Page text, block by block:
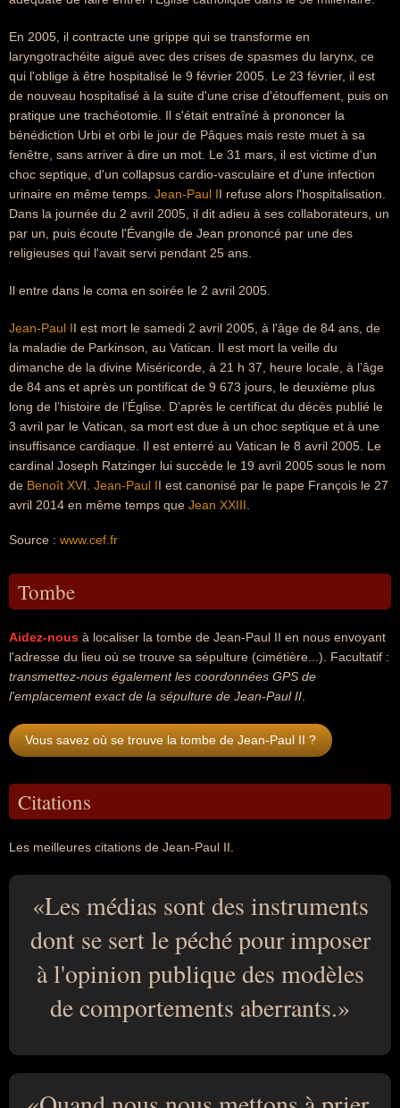
En 2005, il contracte une grippe qui se transforme en
laryngotrachéite aiguë avec des crises de spasmes du larynx, ce
qui l'oblige à être hospitalisé le 9 février 2005. Le 23 février, il est
de nouveau hospitalisé à la suite d'une crise d'étouffement, puis on
pratique une trachéotomie. Il s'était entraîné à prononcer la
bénédiction Urbi et orbi le jour de Pâques mais reste muet à sa
fenêtre, sans arriver à dire un mot. Le 31 mars, il est victime d'un
choc septique, d'un collapsus cardio-vasculaire et d'une infection
urinaire en même temps. Jean-Paul II refuse alors l'hospitalisation.
Dans la journée du 2 avril 2005, il dit adieu à ses collaborateurs, un
par un, puis écoute l'Évangile de Jean prononcé par une des
religieuses qui l'avait servi pendant 25 ans.
Il entre dans le coma en soirée le 2 avril 2005.
Jean-Paul II est mort le samedi 2 avril 2005, à l'âge de 84 ans, de
la maladie de Parkinson, au Vatican. Il est mort la veille du
dimanche de la divine Miséricorde, à 21 h 37, heure locale, à l’âge
de 84 ans et après un pontificat de 9 673 jours, le deuxième plus
long de l’histoire de l’Église. D’après le certificat du décès publié le
3 avril par le Vatican, sa mort est due à un choc septique et à une
insuffisance cardiaque. Il est enterré au Vatican le 8 avril 2005. Le
cardinal Joseph Ratzinger lui succède le 19 avril 2005 sous le nom
de Benoît XVI. Jean-Paul II est canonisé par le pape François le 27
avril 2014 en même temps que Jean XXIII
Source : www.cef.fr
Tombe
Aidez-nous à localiser la tombe de Jean-Paul II en nous envoyant
l'adresse du lieu où se trouve sa sépulture (cimétière...). Facultatif :
transmettez-nous également les coordonnées GPS de
l'emplacement exact de la sépulture de Jean-Paul II
Vous savez où se trouve la tombe de Jean-Paul II ?
Citations
Les meilleures citations de Jean-Paul II.
Les médias sont des instruments
dont se sert le péché pour imposer
à l'opinion publique des modèles
de comportements aberrants.